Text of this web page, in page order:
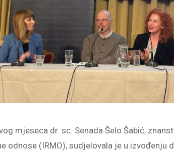
mjeseca dr. sc. Senada Šelo Šabić,
odnose (IRMO), sudjelovala je u izvođenju